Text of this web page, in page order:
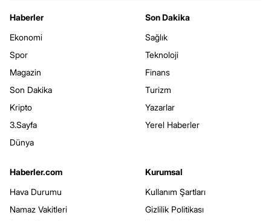
Haberler
Ekonomi
Spor
Magazin
Son Dakika
Kripto
3.Sayfa
Dünya
Son Dakika
Sağlık
Teknoloji
Finans
Turizm
Yazarlar
Yerel Haberler
Haberler.com
Hava Durumu
Namaz Vakitleri
Kurumsal
Kullanım Şartları
Gizlilik Politikası